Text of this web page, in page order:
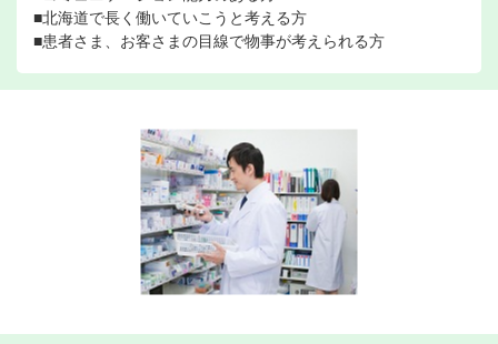
■北海道で長く働いていこうと考える方
■患者さま、お客さまの目線で物事が考えられる方